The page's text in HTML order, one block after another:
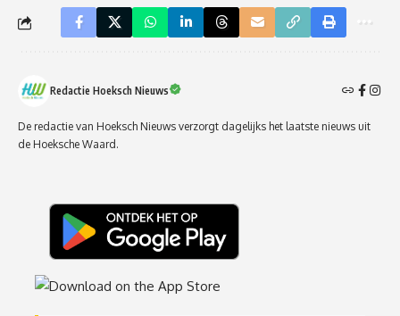
Redactie Hoeksch Nieuws
De redactie van Hoeksch Nieuws verzorgt dagelijks het laatste nieuws uit
de Hoeksche Waard.